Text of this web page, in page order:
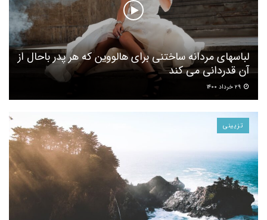
لباسهای مردانه ساختنی برای هالووین که هر پدر باحال از
آن قدردانی می کند
تزیینی